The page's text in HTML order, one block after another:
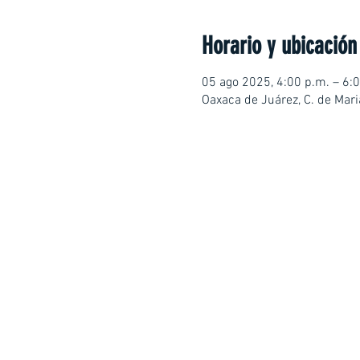
Horario y ubicación
05 ago 2025, 4:00 p.m. –
Oaxaca de Juárez, C. de